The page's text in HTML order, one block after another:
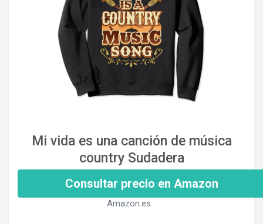
Mi vida es una canción de música
country Sudadera
Consultar precio en Amazon
Amazon.es